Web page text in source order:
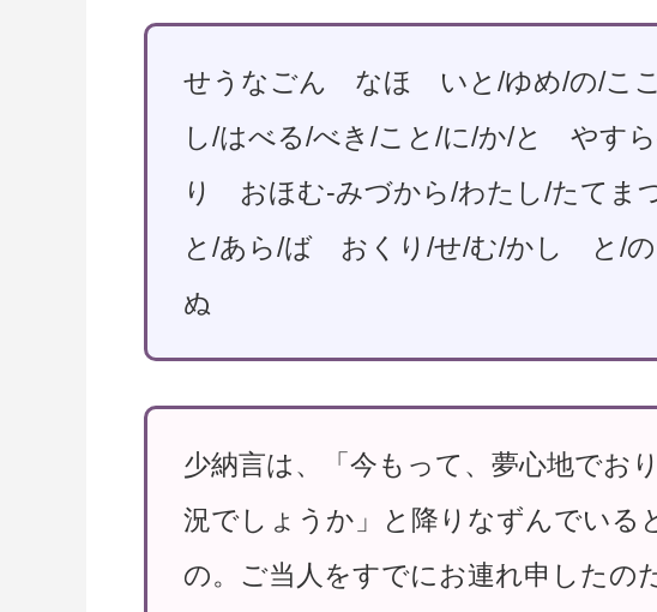
せうなごん なほ いと/ゆめ/の/こ
し/はべる/べき/こと/に/か/と やす
り おほむ-みづから/わたし/たてま
と/あら/ば おくり/せ/む/かし と/
ぬ
少納言は、「今もって、夢心地でお
況でしょうか」と降りなずんでいる
の。ご当人をすでにお連れ申したの